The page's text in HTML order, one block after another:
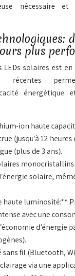
nécessaire
plus
LEDs solaires est
récentes
ion haute
(jusqu’à 12
(plus de 3 ans).
solaire,
haute luminosité:**
avec une
d’énergie
fil (Bluetooth,
via une